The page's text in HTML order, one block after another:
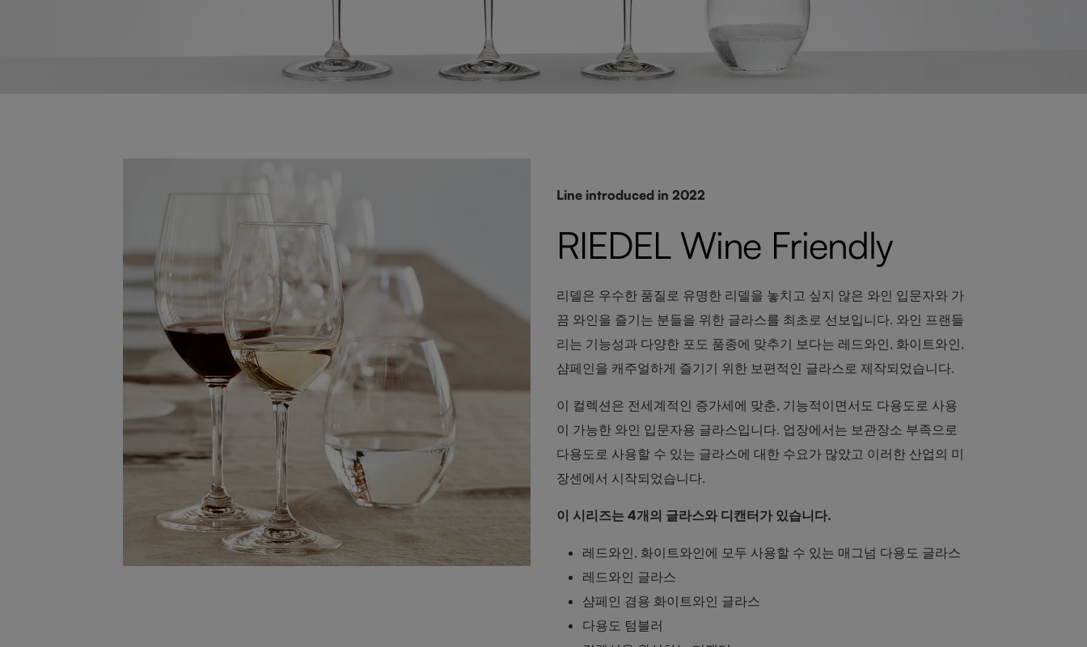
Line introduced in 2022
RIEDEL Wine Friendly
리델은 우수한 품질로 유명한 리델을 놓치고 싶지 않은 와인 입문자와 가
끔 와인을 즐기는 분들을 위한 글라스를 최초로 선보입니다. 와인 프랜들
리는 기능성과 다양한 포도 품종에 맞추기 보다는 레드와인, 화이트와인,
샴페인을 캐주얼하게 즐기기 위한 보편적인 글라스로 제작되었습니다.
이 컬렉션은 전세계적인 증가세에 맞춘, 기능적이면서도 다용도로 사용
이 가능한 와인 입문자용 글라스입니다. 업장에서는 보관장소 부족으로
다용도로 사용할 수 있는 글라스에 대한 수요가 많았고 이러한 산업의 미
장센에서 시작되었습니다.
이 시리즈는 4개의 글라스와 디캔터가 있습니다.
레드와인, 화이트와인에 모두 사용할 수 있는 매그넘 다용도 글라스
레드와인 글라스
샴페인 겸용 화이트와인 글라스
다용도 텀블러